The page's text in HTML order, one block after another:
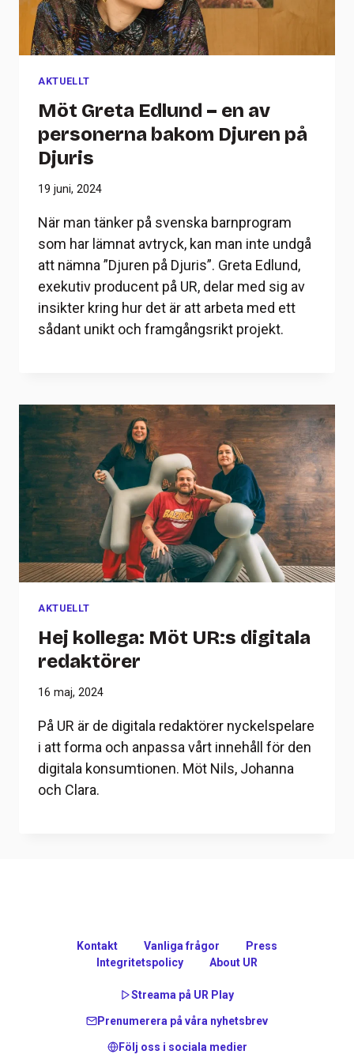
AKTUELLT
Möt Greta Edlund – en av
personerna bakom Djuren på
Djuris
19 juni, 2024
När man tänker på svenska barnprogram
som har lämnat avtryck, kan man inte undgå
att nämna ”Djuren på Djuris”. Greta Edlund,
exekutiv producent på UR, delar med sig av
insikter kring hur det är att arbeta med ett
sådant unikt och framgångsrikt projekt.
AKTUELLT
Hej kollega: Möt UR:s digitala
redaktörer
16 maj, 2024
På UR är de digitala redaktörer nyckelspelare
i att forma och anpassa vårt innehåll för den
digitala konsumtionen. Möt Nils, Johanna
och Clara.
Kontakt Vanliga frågor
Press
Integritetspolicy
About UR
Streama på UR Play
Prenumerera på våra nyhetsbrev
Följ oss i sociala medier